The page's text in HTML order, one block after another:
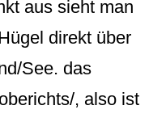
aus sieht man
direkt über
See. das
, also ist